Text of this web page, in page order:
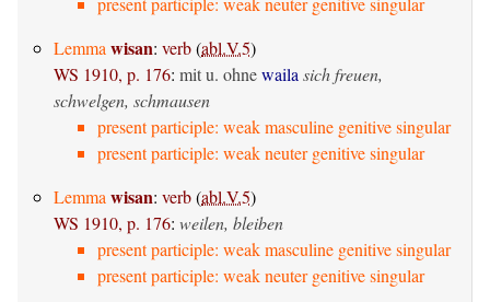
Lemma wisan: verb(abl.V.5)
WS 1910, p. 176: mit u. ohnewaila sich freuen,
schwelgen, schmausen
present participle: weak masculine genitive singular
present participle: weak neuter genitive singular
Lemma wisan: verb(abl.V.5)
WS 1910, p. 176: weilen, bleiben
present participle: weak masculine genitive singular
present participle: weak neuter genitive singular